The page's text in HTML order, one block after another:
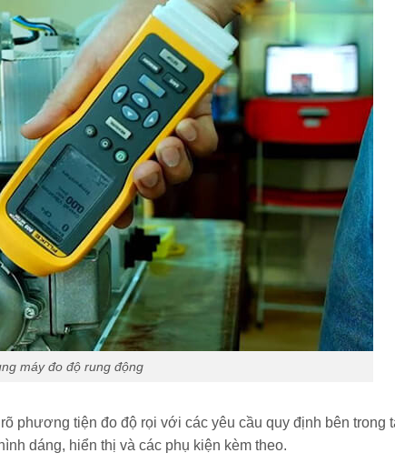
máy đo độ rung động
phương tiện đo độ rọi với các yêu cầu quy định bên trong
dáng, hiển thị và các phụ kiện kèm theo.